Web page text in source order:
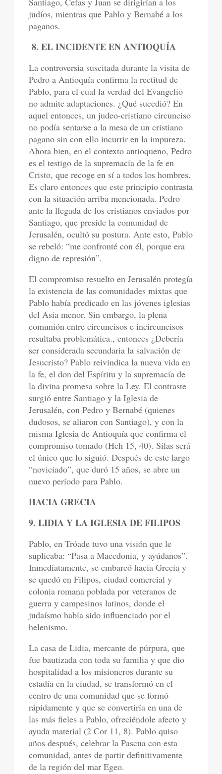
judíos, mientras que Pablo y Bernabé a los
paganos.
8. EL INCIDENTE EN ANTIOQUÍA
La controversia suscitada durante la visita de
Pedro a Antioquía confirma la rectitud de
Pablo, para el cual la verdad del Evangelio
no admite adaptaciones. ¿Qué sucedió? En
aquel entonces, un judeo-cristiano circunciso
no podía sentarse a la mesa de un cristiano
pagano sin con ello incurrir en la impureza.
Ahora bien, en el contexto antioqueno, Pedro
es el testigo de la supremacía de la fe en
Cristo, que recoge en sí a todos los hombres.
Es claro entonces que este principio contrasta
con la situación arriba mencionada. Pedro
ante la llegada de los cristianos enviados por
Santiago, que preside la comunidad de
Jerusalén, ocultó su postura. Ante esto, Pablo
se rebeló: “me confronté con él, porque era
digno de represión”.
El compromiso resuelto en Jerusalén protegía
la existencia de las comunidades mixtas que
Pablo había predicado en las jóvenes iglesias
del Asia menor. Sin embargo, la plena
comunión entre circuncisos e incircuncisos
resultaba problemática., entonces ¿Debería
ser considerada secundaria la salvación de
Jesucristo? Pablo reivindica la nueva vida en
la fe, el don del Espíritu y la supremacía de
la divina promesa sobre la Ley. El contraste
surgió entre Santiago y la Iglesia de
Jerusalén, con Pedro y Bernabé (quienes
dudosos, se aliaron con Santiago), y con la
misma Iglesia de Antioquía que confirma el
compromiso tomado (Hch 15, 40). Silas será
el único que lo siguió. Después de este largo
“noviciado”, que duró 15 años, se abre un
nuevo período para Pablo.
HACIA GRECIA
9. LIDIA Y LA IGLESIA DE FILIPOS
Pablo, en Tróade tuvo una visión que le
suplicaba: “Pasa a Macedonia, y ayúdanos”.
Inmediatamente, se embarcó hacia Grecia y
se quedó en Filipos, ciudad comercial y
colonia romana poblada por veteranos de
guerra y campesinos latinos, donde el
judaísmo había sido influenciado por el
helenismo.
La casa de Lidia, mercante de púrpura, que
fue bautizada con toda su familia y que dio
hospitalidad a los misioneros durante su
estadía en la ciudad, se transformó en el
centro de una comunidad que se formó
rápidamente y que se convertiría en una de
las más fieles a Pablo, ofreciéndole afecto y
ayuda material (2 Cor 11, 8). Pablo quiso
años después, celebrar la Pascua con esta
comunidad, antes de partir definitivamente
de la región del mar Egeo.